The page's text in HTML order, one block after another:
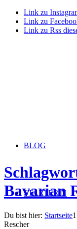
Link zu
Link zu
Link zu Rss
BLOG
STARTERiN
Bavarian
Du bist hier: Startseite1
Rescher